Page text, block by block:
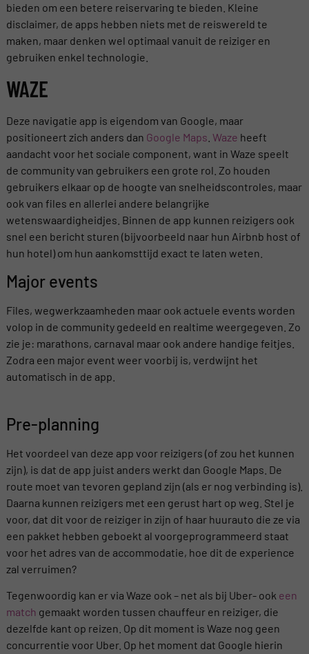
bieden om een betere reiservaring te bieden. Kleine
disclaimer, de apps hebben niets met de reiswereld te
maken, maar denken wel optimaal vanuit de reiziger en
gebruiken enkel technologie.
WAZE
Deze navigatie app is eigendom van Google, maar
positioneert zich anders dan Google Maps Waze heeft
aandacht voor het sociale component, want in Waze speelt
de community van gebruikers een grote rol. Zo houden
gebruikers elkaar op de hoogte van snelheidscontroles, maar
ook van files en allerlei andere belangrijke
wetenswaardigheidjes. Binnen de app kunnen reizigers ook
snel een bericht sturen (bijvoorbeeld naar hun Airbnb host of
hun hotel) om hun aankomsttijd exact te laten weten.
Major events
Files, wegwerkzaamheden maar ook actuele events worden
volop in de community gedeeld en realtime weergegeven. Zo
zie je: marathons, carnaval maar ook andere handige feitjes.
Zodra een major event weer voorbij is, verdwijnt het
automatisch in de app.
Pre-planning
Het voordeel van deze app voor reizigers (of zou het kunnen
zijn), is dat de app juist anders werkt dan Google Maps. De
route moet van tevoren gepland zijn (als er nog verbinding is).
Daarna kunnen reizigers met een gerust hart op weg. Stel je
voor, dat dit voor de reiziger in zijn of haar huurauto die ze via
een pakket hebben geboekt al voorgeprogrammeerd staat
voor het adres van de accommodatie, hoe dit de experience
zal verruimen?
Tegenwoordig kan er via Waze ook – net als bij Uber- ook een
match gemaakt worden tussen chauffeur en reiziger, die
dezelfde kant op reizen. Op dit moment is Waze nog geen
concurrentie voor Uber. Op het moment dat Google hierin